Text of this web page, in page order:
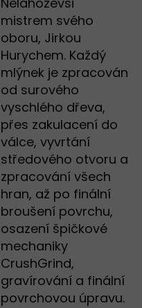
mistrem svého
oboru, Jirkou
Hurychem. Každý
mlýnek je zpracován
od surového
vyschlého dřeva,
přes zakulacení do
válce, vyvrtání
středového otvoru a
zpracování všech
hran, až po finální
broušení povrchu,
osazení špičkové
mechaniky
CrushGrind,
gravírování a finální
povrchovou úpravu.